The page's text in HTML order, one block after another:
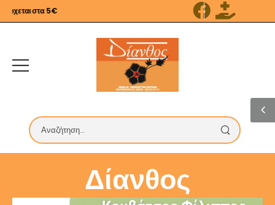
στα 5€
Δίανθος